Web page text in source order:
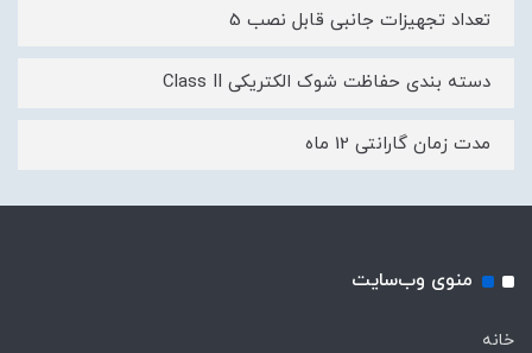
تعداد تجهیزات جانبی قابل نصب 5
دسته بندی حفاظت شوک الکتریکی Class II
مدت زمان گارانتی 12 ماه
منوی وب‌سایت
خانه